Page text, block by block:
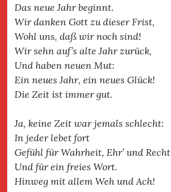
Das neue Jahr beginnt.
Wir danken Gott zu dieser Frist,
Wohl uns, daß wir noch sind!
Wir sehn auf’s alte Jahr zurück,
Und haben neuen Mut:
Ein neues Jahr, ein neues Glück!
Die Zeit ist immer gut.
Ja, keine Zeit war jemals schlecht:
In jeder lebet fort
Gefühl für Wahrheit, Ehr’ und Recht
Und für ein freies Wort.
Hinweg mit allem Weh und Ach!